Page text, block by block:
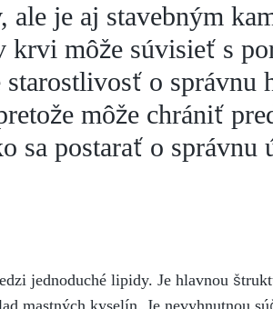
ale je aj stavebným
krvi môže súvisieť s
starostlivosť o správnu
môže chrániť
sa postarať o správnu
jednoduché lipidy. Je hlavnou